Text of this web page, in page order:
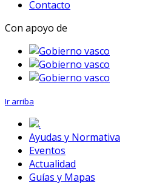
Contacto
Con apoyo de
Ir arriba
.
Ayudas y Normativa
Eventos
Actualidad
Guías y Mapas